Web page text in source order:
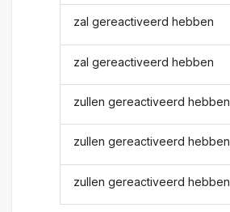
zal gereactiveerd hebben
zal gereactiveerd hebben
zullen gereactiveerd hebben
zullen gereactiveerd hebben
zullen gereactiveerd hebben